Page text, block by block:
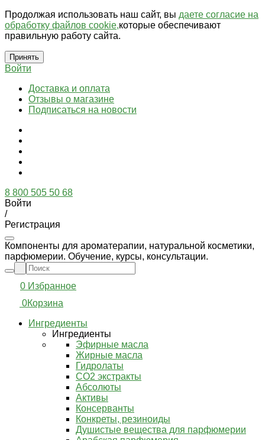
Продолжая использовать наш сайт, вы даете согласие на
обработку файлов cookie,которые обеспечивают
правильную работу сайта.
Принять
Войти
Доставка и оплата
Отзывы о магазине
Подписаться на новости
8 800 505 50 68
Войти
/
Регистрация
Компоненты для ароматерапии, натуральной косметики,
парфюмерии. Обучение, курсы, консультации.
0 Избранное
0Корзина
Ингредиенты
Ингредиенты
Эфирные масла
Жирные масла
Гидролаты
СО2 экстракты
Абсолюты
Активы
Консерванты
Конкреты, резиноиды
Душистые вещества для парфюмерии